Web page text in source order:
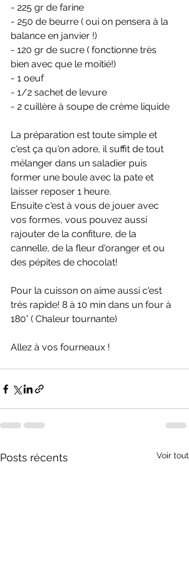
- 225 gr de farine
- 250 de beurre ( oui on pensera à la
balance en janvier !)
- 120 gr de sucre ( fonctionne très
bien avec que le moitié!)
- 1 oeuf
- 1/2 sachet de levure
- 2 cuillère à soupe de crème liquide
La préparation est toute simple et
c'est ça qu'on adore, il suffit de tout
mélanger dans un saladier puis
former une boule avec la pate et
laisser reposer 1 heure.
Ensuite c'est à vous de jouer avec
vos formes, vous pouvez aussi
rajouter de la confiture, de la
cannelle, de la fleur d'oranger et ou
des pépites de chocolat!
Pour la cuisson on aime aussi c'est
très rapide! 8 à 10 min dans un four à
180° ( Chaleur tournante)
Allez à vos fourneaux !
Posts récents Voir tout